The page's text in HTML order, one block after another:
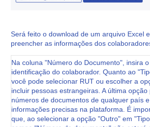
Será feito o download de um arquivo Excel
preencher as informações dos
Na coluna "Número do Documento", insira
identificação do colaborador. Quanto ao
você pode selecionar RUT ou escolher a
incluir pessoas estrangeiras. A última
números de documentos de qualquer país
informações precisas na plataforma. É
que, ao selecionar a opção "Outro" em